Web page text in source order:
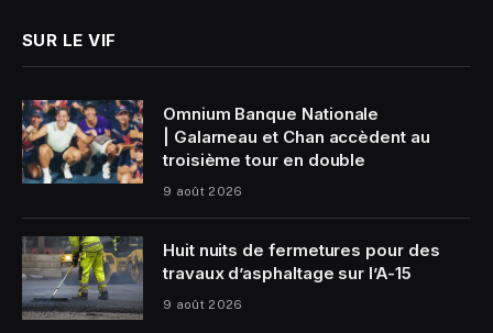
SUR LE VIF
Omnium Banque Nationale
| Galarneau et Chan accèdent au
troisième tour en double
9 août 2026
Huit nuits de fermetures pour des
travaux d’asphaltage sur l’A-15
9 août 2026